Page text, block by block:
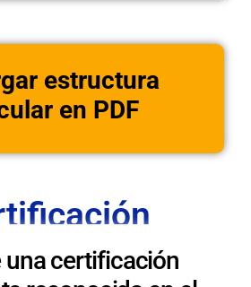
estructura
en PDF
una certificación